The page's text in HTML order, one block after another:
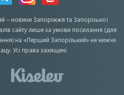
– новини Запоріжжята Запорізької
сайту лише за умови посилання (для
на «Перший Запорiзький» не нижче
Усi права захищенi.